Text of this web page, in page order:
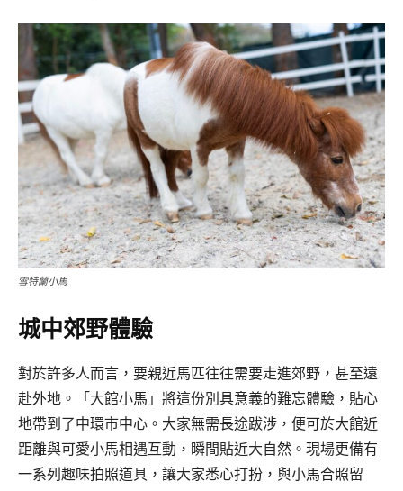
雪特蘭小馬
城中郊野體驗
對於許多人而言，要親近馬匹往往需要走進郊野，甚至遠
赴外地。「大館小馬」將這份別具意義的難忘體驗，貼心
地帶到了中環市中心。大家無需長途跋涉，便可於大館近
距離與可愛小馬相遇互動，瞬間貼近大自然。現場更備有
一系列趣味拍照道具，讓大家悉心打扮，與小馬合照留